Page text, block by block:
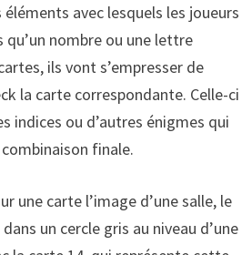
avec lesquels les joueurs
qu’un nombre ou une lettre
ils vont s’empresser de
la carte correspondante. Celle-ci
indices ou d’autres énigmes qui
finale.
une carte l’image d’une salle, le
un cercle gris au niveau d’une